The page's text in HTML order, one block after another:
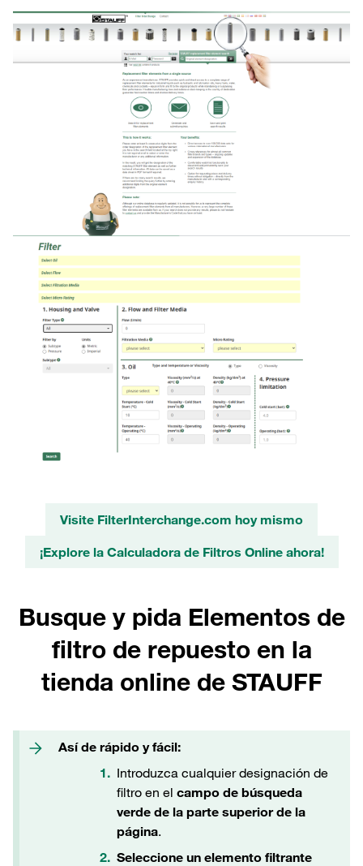
Visite FilterInterchange.com hoy mismo
¡Explore la Calculadora de Filtros Online ahora!
Busque y pida Elementos de
filtro de repuesto en la
tienda online de STAUFF
Así de rápido y fácil:
Introduzca cualquier designación de
filtro en el campo de búsqueda
verde de la parte superior de la
página.
Seleccione un elemento filtrante